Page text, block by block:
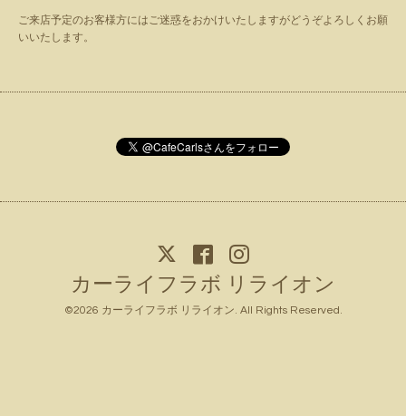
ご来店予定のお客様方にはご迷惑をおかけいたしますがどうぞよろしくお願
いいたします。
カーライフラボ リライオン
©2026 カーライフラボ リライオン. All Rights Reserved.